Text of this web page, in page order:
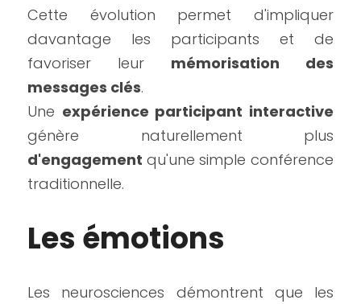
Cette évolution permet d'impliquer
davantage les participants et de
favoriser leur mémorisation des
messages clés.
Une expérience participant interactive
d'engagement qu'une simple conférence
traditionnelle.
Les émotions
Les neurosciences démontrent que les